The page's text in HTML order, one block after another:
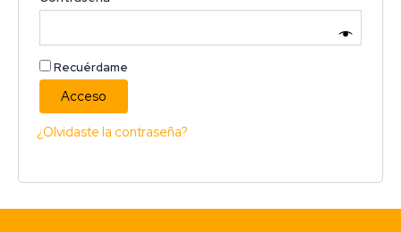
Recuérdame
Acceso
¿Olvidaste la contraseña?